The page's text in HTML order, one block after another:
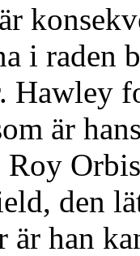
i raden
Hawley
är
Roy
den
är han